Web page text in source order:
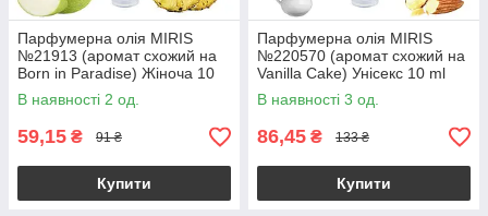
Парфумерна олія MIRIS
№21913 (аромат схожий на
Born in Paradise) Жіноча 10
ml
В наявності 2 од.
59,15 ₴ 91 ₴
Купити
Парфумерна олія MIRIS
№220570 (аромат схожий на
Vanilla Cake) Унісекс 10 ml
В наявності 3 од.
86,45 ₴ 133 ₴
Купити